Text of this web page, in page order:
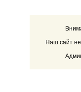
Наш сайт